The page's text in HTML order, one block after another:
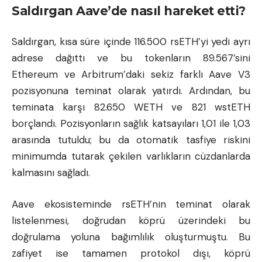
Saldırgan Aave’de nasıl hareket etti?
Saldırgan, kısa süre içinde 116.500 rsETH’yi yedi ayrı
adrese dağıttı ve bu tokenların 89.567’sini
Ethereum ve Arbitrum’daki sekiz farklı Aave V3
pozisyonuna teminat olarak yatırdı. Ardından, bu
teminata karşı 82.650 WETH ve 821 wstETH
borçlandı. Pozisyonların sağlık katsayıları 1,01 ile 1,03
arasında tutuldu; bu da otomatik tasfiye riskini
minimumda tutarak çekilen varlıkların cüzdanlarda
kalmasını sağladı.
Aave ekosisteminde rsETH’nin teminat olarak
listelenmesi, doğrudan köprü üzerindeki bu
doğrulama yoluna bağımlılık oluşturmuştu. Bu
zafiyet ise tamamen protokol dışı, köprü